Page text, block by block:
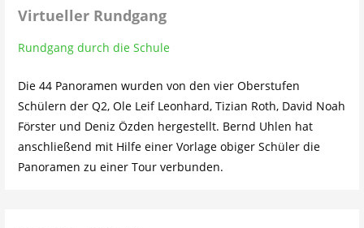
Virtueller Rundgang
Rundgang durch die Schule
Die 44 Panoramen wurden von den vier Oberstufen
Schülern der Q2, Ole Leif Leonhard, Tizian Roth, David Noah
Förster und Deniz Özden hergestellt. Bernd Uhlen hat
anschließend mit Hilfe einer Vorlage obiger Schüler die
Panoramen zu einer Tour verbunden.